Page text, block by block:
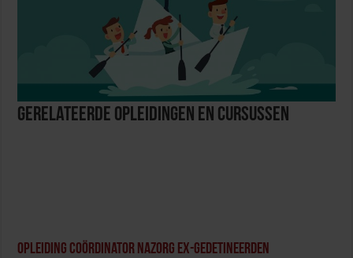
Gerelateerde Opleidingen en Cursussen
Opleiding Coördinator nazorg ex-gedetineerden